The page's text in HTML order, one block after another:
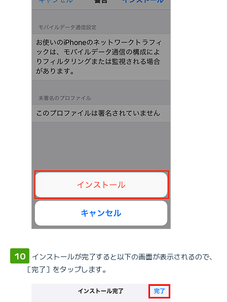
インストールが完了すると以下の画面が表示されるので、
［完了］をタップします。